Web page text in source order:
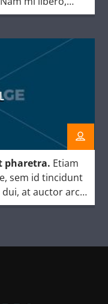
nec ante. Donec.
pharetra. Etiam
sem id tincidunt
at auctor arcu
feugiat eu